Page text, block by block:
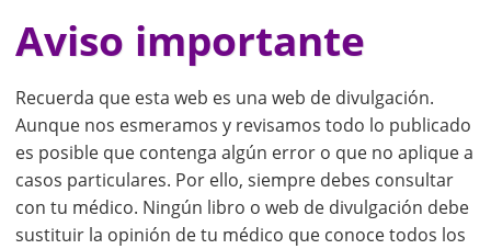
Aviso importante
Recuerda que esta web es una web de divulgación.
Aunque nos esmeramos y revisamos todo lo publicado
es posible que contenga algún error o que no aplique a
casos particulares. Por ello, siempre debes consultar
con tu médico. Ningún libro o web de divulgación debe
sustituir la opinión de tu médico que conoce todos los